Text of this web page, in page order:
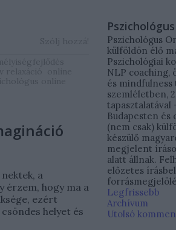
a
érzem, hogy ma a
ezért
helyet és
Pszichológus
külföldön élő
Pszichológiai
NLP coaching,
és
szemléletben,
tapasztalatával
Budapesten és
(nem csak)
készülő
megjelent
alatt állnak.
előzetes
Legfrissebb
Archívum
Utolsó